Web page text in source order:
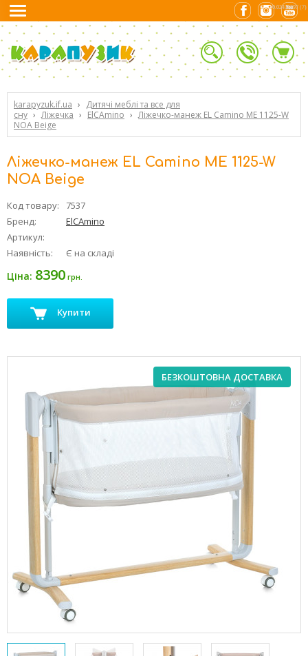
karapyzuk.if.ua › Дитячі меблі та все для
сну › Ліжечка › ElCAmino › Ліжечко-манеж EL Camino ME 1125-W
NOA Beige
Ліжечко-манеж EL Camino ME 1125-W
NOA Beige
Код товару:
7537
Бренд:
ElCAmino
Артикул:
Наявність:
Є на складі
Ціна: 8390 грн.
Купити
БЕЗКОШТОВНА ДОСТАВКА
0.02416897 (7)